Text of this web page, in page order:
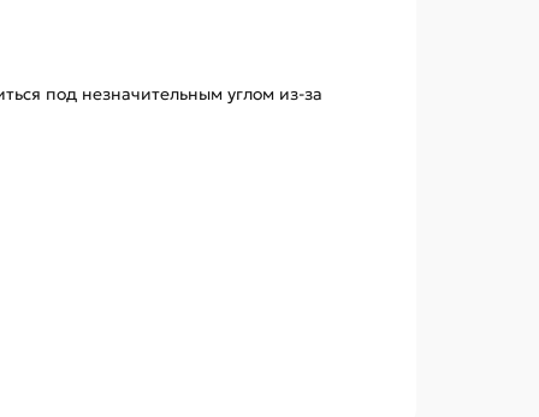
под незначительным углом из-за